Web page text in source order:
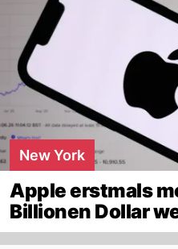
New York
Apple erstmals
Billionen Dollar